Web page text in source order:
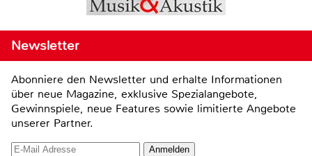
Newsletter
Abonniere den Newsletter und erhalte Informationen
über neue Magazine, exklusive Spezialangebote,
Gewinnspiele, neue Features sowie limitierte Angebote
unserer Partner.